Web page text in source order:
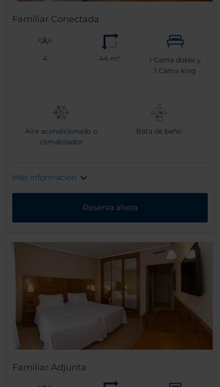
Familiar Conectada
4 44 m² 1 Cama doble y
1 Cama king
Aire acondicionado o
climatizador
Bata de baño
Más información
Reserva ahora
Familiar Adjunta